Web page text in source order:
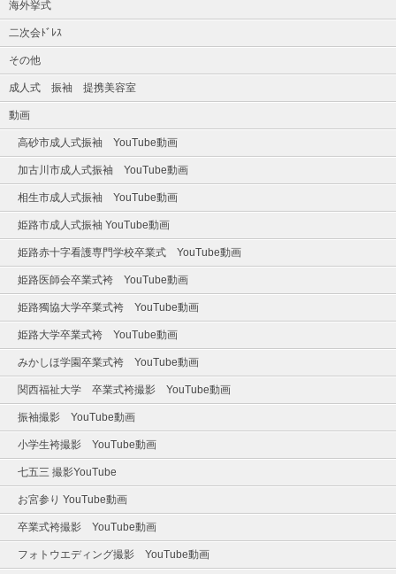
海外挙式
二次会ﾄﾞﾚｽ
その他
成人式 振袖 提携美容室
動画
高砂市成人式振袖 YouTube動画
加古川市成人式振袖 YouTube動画
相生市成人式振袖 YouTube動画
姫路市成人式振袖 YouTube動画
姫路赤十字看護専門学校卒業式 YouTube動画
姫路医師会卒業式袴 YouTube動画
姫路獨協大学卒業式袴 YouTube動画
姫路大学卒業式袴 YouTube動画
みかしほ学園卒業式袴 YouTube動画
関西福祉大学 卒業式袴撮影 YouTube動画
振袖撮影 YouTube動画
小学生袴撮影 YouTube動画
七五三 撮影YouTube
お宮参り YouTube動画
卒業式袴撮影 YouTube動画
フォトウエディング撮影 YouTube動画